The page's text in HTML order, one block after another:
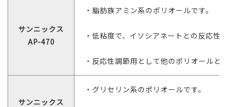
サンニックス
AP-470
・脂肪族アミン系のポリオールです。
・低粘度で、イソシアネートとの反応性
・反応性調節用として他のポリオールと
サンニックス
・グリセリン系のポリオールです。